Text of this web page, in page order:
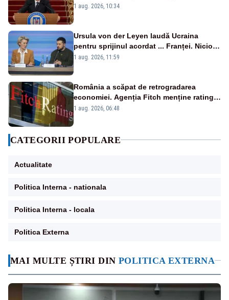
MAI MULTE ȘTIRI DIN POLITICA EXTERNA
politic, România funcționează”
1 aug. 2026, 10:34
Ursula von der Leyen laudă Ucraina
pentru sprijinul acordat ... Franței. Nicio
reacție privind ajutorul energetic promis
1 aug. 2026, 11:59
România a scăpat de retrogradarea
economiei. Agenția Fitch menține ratingul
„BBB-” cu perspectivă negativă
1 aug. 2026, 06:48
CATEGORII POPULARE
Actualitate
Politica Interna - nationala
Politica Interna - locala
Politica Externa